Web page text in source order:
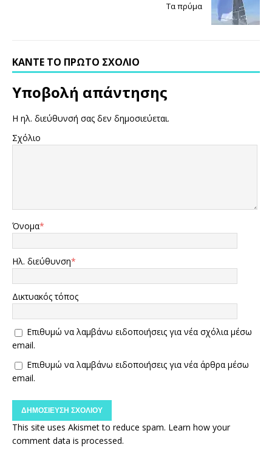
Τα πρύμα
ΚΆΝΤΕ ΤΟ ΠΡΏΤΟ ΣΧΌΛΙΟ
Υποβολή απάντησης
Η ηλ. διεύθυνσή σας δεν δημοσιεύεται.
Σχόλιο
Όνομα*
Ηλ. διεύθυνση*
Δικτυακός τόπος
Επιθυμώ να λαμβάνω ειδοποιήσεις για νέα σχόλια μέσω
email.
Επιθυμώ να λαμβάνω ειδοποιήσεις για νέα άρθρα μέσω
email.
This site uses Akismet to reduce spam. Learn how your
comment data is processed.